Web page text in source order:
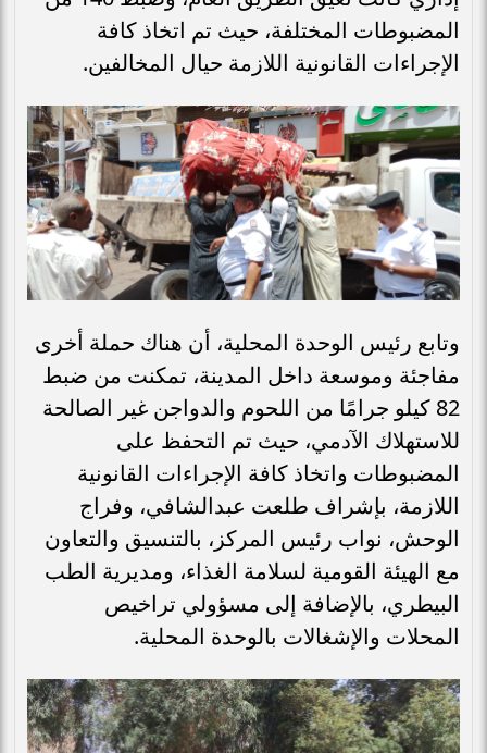
المضبوطات المختلفة، حيث تم اتخاذ كافة
الإجراءات القانونية اللازمة حيال المخالفين.
وتابع رئيس الوحدة المحلية، أن هناك حملة أخرى
مفاجئة وموسعة داخل المدينة، تمكنت من ضبط
82 كيلو جرامًا من اللحوم والدواجن غير الصالحة
للاستهلاك الآدمي، حيث تم التحفظ على
المضبوطات واتخاذ كافة الإجراءات القانونية
اللازمة، بإشراف طلعت عبدالشافي، وفراج
الوحش، نواب رئيس المركز، بالتنسيق والتعاون
مع الهيئة القومية لسلامة الغذاء، ومديرية الطب
البيطري، بالإضافة إلى مسؤولي تراخيص
المحلات والإشغالات بالوحدة المحلية.